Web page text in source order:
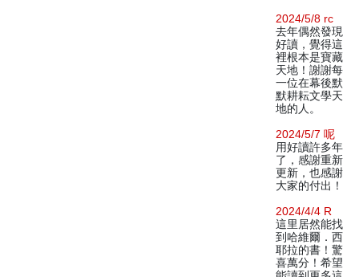
2024/5/8 rc
去年偶然發現
好讀，覺得這
裡根本是寶藏
天地！謝謝每
一位在幕後默
默耕耘文學天
地的人。
2024/5/7 呢
用好讀許多年
了，感謝重新
更新，也感謝
大家的付出！
2024/4/4 R
這里居然能找
到哈維爾．西
耶拉的書！驚
喜萬分！希望